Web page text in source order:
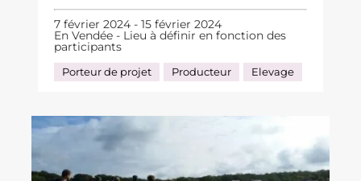
7 février 2024 - 15 février 2024
En Vendée - Lieu à définir en fonction des
participants
Porteur de projet Producteur Elevage